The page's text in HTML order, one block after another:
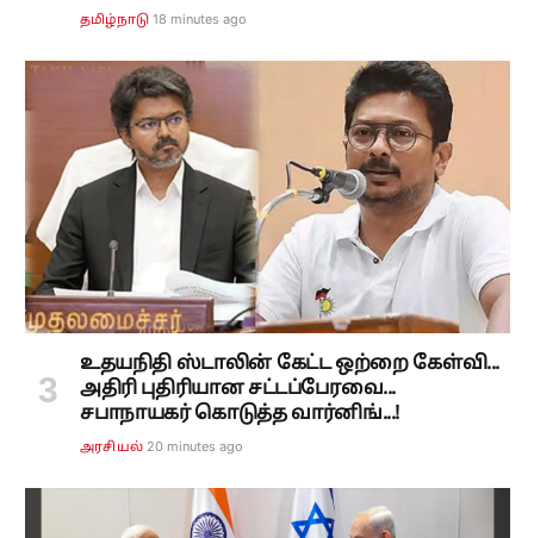
தமிழ்நாடு 18 minutes ago
உதயநிதி ஸ்டாலின் கேட்ட ஒற்றை கேள்வி...
அதிரி புதிரியான சட்டப்பேரவை...
சபாநாயகர் கொடுத்த வார்னிங்...!
அரசியல் 20 minutes ago